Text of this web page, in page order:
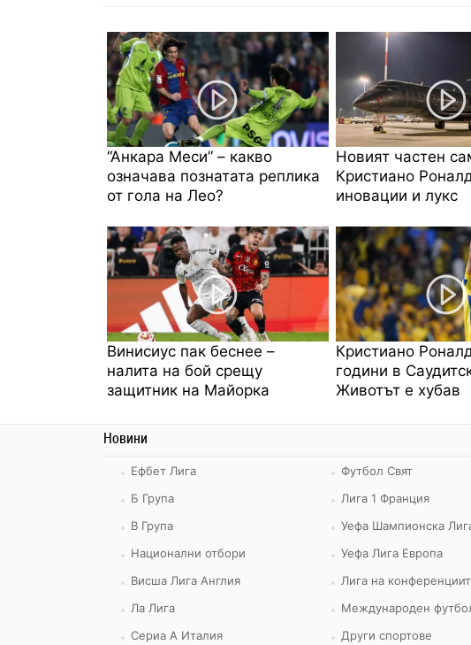
“Анкара Меси” – какво
означава познатата реплика
от гола на Лео?
Новият частен
Кристиано
иновации и лукс
Винисиус пак беснее –
налита на бой срещу
защитник на Майорка
Кристиано
години в
Животът е хубав
Новини
Ефбет Лига
Б Група
В Група
Национални отбори
Висша Лига Англия
Ла Лига
Сериа А Италия
Футбол Свят
Лига 1 Франция
Уефа Шампионска
Уефа Лига Европа
Лига на
Международен
Други спортове